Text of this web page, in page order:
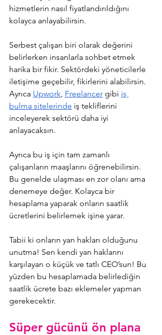
hizmetlerin nasıl fiyatlandırıldığını
kolayca anlayabilirsin.
Serbest çalışan biri olarak değerini
belirlerken insanlarla sohbet etmek
harika bir fikir. Sektördeki yöneticilerle
iletişime geçebilir, fikirlerini alabilirsin.
Ayrıca Upwork Freelancer gibi iş
bulma sitelerinde iş tekliflerini
inceleyerek sektörü daha iyi
anlayacaksın.
Ayrıca bu iş için tam zamanlı
çalışanların maaşlarını öğrenebilirsin.
Bu genelde ulaşması en zor olanı ama
denemeye değer. Kolayca bir
hesaplama yaparak onların saatlik
ücretlerini belirlemek işine yarar.
Tabii ki onların yan hakları olduğunu
unutma! Sen kendi yan haklarını
karşılayan o küçük ve tatlı CEO’sun! Bu
yüzden bu hesaplamada belirlediğin
saatlik ücrete bazı eklemeler yapman
gerekecektir.
Süper gücünü ön plana